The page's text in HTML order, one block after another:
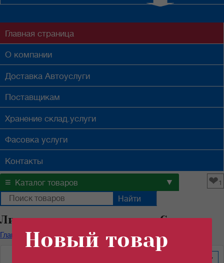
Главная страница
О компании
Доставка Автоуслуги
Поставщикам
Хранение склад.услуги
Фасовка услуги
Контакты
≡ Каталог товаров ▼ ❤1
Лимонная кислота оптом в Самаре
Главная / Каталог продуктов Специи/ Лимонная кислота
Новый товар